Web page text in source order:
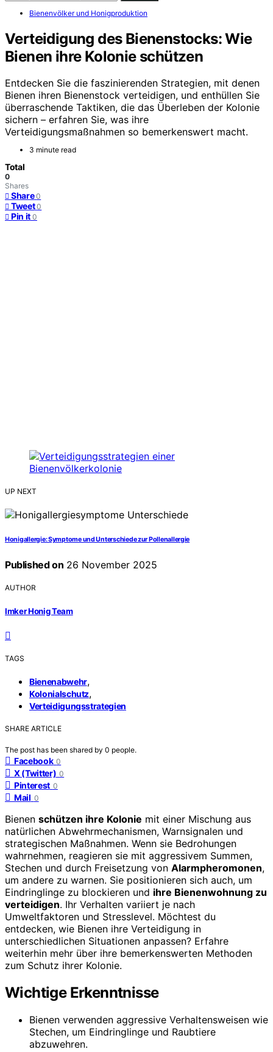
Bienenvölker und Honigproduktion
Verteidigung des Bienenstocks: Wie
Bienen ihre Kolonie schützen
Entdecken Sie die faszinierenden Strategien, mit denen
Bienen ihren Bienenstock verteidigen, und enthüllen Sie
überraschende Taktiken, die das Überleben der Kolonie
sichern – erfahren Sie, was ihre
Verteidigungsmaßnahmen so bemerkenswert macht.
3 minute read
Total
0
Shares
Share 0
Tweet 0
Pin it 0
UP NEXT
Honigallergie: Symptome und Unterschiede zur Pollenallergie
Published on 26 November 2025
AUTHOR
Imker Honig Team
TAGS
Bienenabwehr,
Kolonialschutz,
Verteidigungsstrategien
SHARE ARTICLE
The post has been shared by 0 people.
Facebook 0
X (Twitter) 0
Pinterest 0
Mail 0
Bienen schützen ihre Kolonie mit einer Mischung aus
natürlichen Abwehrmechanismen, Warnsignalen und
strategischen Maßnahmen. Wenn sie Bedrohungen
wahrnehmen, reagieren sie mit aggressivem Summen,
Stechen und durch Freisetzung von Alarmpheromonen,
um andere zu warnen. Sie positionieren sich auch, um
Eindringlinge zu blockieren und ihre Bienenwohnung zu
verteidigen. Ihr Verhalten variiert je nach
Umweltfaktoren und Stresslevel. Möchtest du
entdecken, wie Bienen ihre Verteidigung in
unterschiedlichen Situationen anpassen? Erfahre
weiterhin mehr über ihre bemerkenswerten Methoden
zum Schutz ihrer Kolonie.
Wichtige Erkenntnisse
Bienen verwenden aggressive Verhaltensweisen wie
Stechen, um Eindringlinge und Raubtiere
abzuwehren.